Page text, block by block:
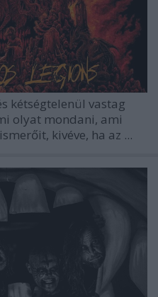
kétségtelenül vastag
olyat mondani, ami
kivéve, ha az ...